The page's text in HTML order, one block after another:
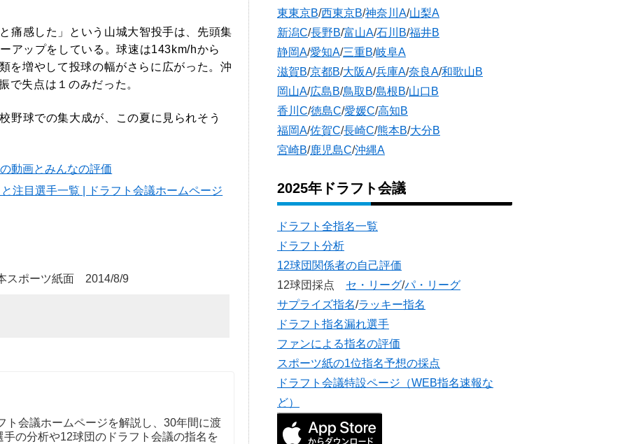
感した」という山城大智投手は、先頭集
アップをしている。球速は143km/hから
を増やして投球の幅がさらに広がった。沖
で失点は１のみだった。
球での集大成が、この夏に見られそう
動画とみんなの評価
注目選手一覧 | ドラフト会議ホームページ
スポーツ紙面 2014/8/9
会議ホームページを解説し、30年間に渡
の分析や12球団のドラフト会議の指名を
東東京B/西東京B/神奈川A/山梨A
新潟C/長野B/富山A/石川B/福井B
静岡A/愛知A/三重B/岐阜A
滋賀B/京都B/大阪A/兵庫A/奈良A/和歌山B
岡山A/広島B/鳥取B/島根B/山口B
香川C/徳島C/愛媛C/高知B
福岡A/佐賀C/長崎C/熊本B/大分B
宮崎B/鹿児島C/沖縄A
2025年ドラフト会議
ドラフト全指名一覧
ドラフト分析
12球団関係者の自己評価
12球団採点 セ・リーグ/パ・リーグ
サプライズ指名/ラッキー指名
ドラフト指名漏れ選手
ファンによる指名の評価
スポーツ紙の1位指名予想の採点
ドラフト会議特設ページ（WEB指名速報な
ど）